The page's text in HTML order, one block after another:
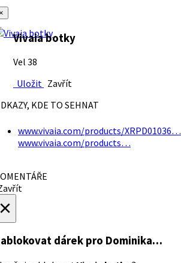
Vivaia botky
Vel 38
Uložit Zavřít
KDE TO SEHNAT
www.vivaia.com/products/XRPD01036…
www.vivaia.com/products…
dárek pro Dominika…